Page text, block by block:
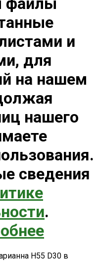
и
для
на нашем
нашего
сведения
.